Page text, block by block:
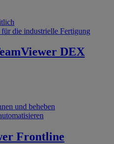
die industrielle Fertigung
DEX
und beheben
Frontline